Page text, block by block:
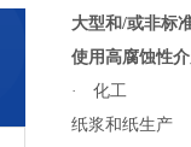
大型和/或非标
使用高腐蚀性
·
化工
纸浆和纸生产